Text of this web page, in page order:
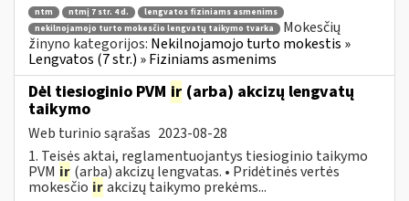
ntm ntmį 7 str. 4 d.
lengvatos fiziniams asmenims
nekilnojamojo turto mokesčio lengvatų taikymo tvarka
Mokesčių
žinyno kategorijos: Nekilnojamojo turto mokestis »
Lengvatos (7 str.) » Fiziniams asmenims
Dėl tiesioginio PVM ir (arba) akcizų lengvatų
taikymo
Web turinio sąrašas 2023-08-28
1. Teisės aktai, reglamentuojantys tiesioginio taikymo
PVM ir (arba) akcizų lengvatas. • Pridėtinės vertės
mokesčio irakcizų taikymo prekėms...